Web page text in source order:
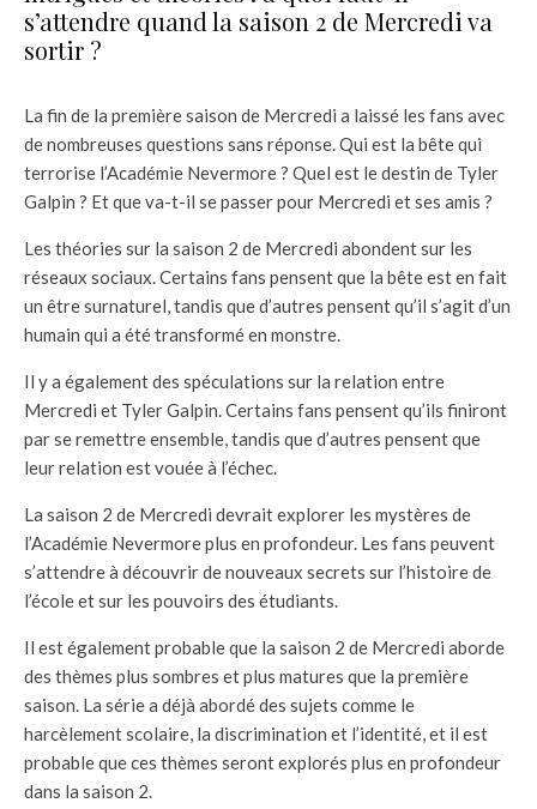
s’attendre quand la saison 2 de Mercredi va
sortir ?
La fin de la première saison de Mercredi a laissé les fans avec
de nombreuses questions sans réponse. Qui est la bête qui
terrorise l’Académie Nevermore ? Quel est le destin de Tyler
Galpin ? Et que va-t-il se passer pour Mercredi et ses amis ?
Les théories sur la saison 2 de Mercredi abondent sur les
réseaux sociaux. Certains fans pensent que la bête est en fait
un être surnaturel, tandis que d’autres pensent qu’il s’agit d’un
humain qui a été transformé en monstre.
Il y a également des spéculations sur la relation entre
Mercredi et Tyler Galpin. Certains fans pensent qu’ils finiront
par se remettre ensemble, tandis que d’autres pensent que
leur relation est vouée à l’échec.
La saison 2 de Mercredi devrait explorer les mystères de
l’Académie Nevermore plus en profondeur. Les fans peuvent
s’attendre à découvrir de nouveaux secrets sur l’histoire de
l’école et sur les pouvoirs des étudiants.
Il est également probable que la saison 2 de Mercredi aborde
des thèmes plus sombres et plus matures que la première
saison. La série a déjà abordé des sujets comme le
harcèlement scolaire, la discrimination et l’identité, et il est
probable que ces thèmes seront explorés plus en profondeur
dans la saison 2.